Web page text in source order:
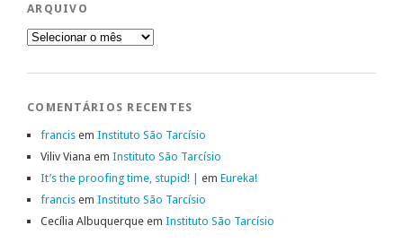
ARQUIVO
Arquivo
COMENTÁRIOS RECENTES
francis em Instituto São Tarcísio
Viliv Viana em Instituto São Tarcísio
It’s the proofing time, stupid! | em Eureka!
francis em Instituto São Tarcísio
Cecília Albuquerque em Instituto São Tarcísio